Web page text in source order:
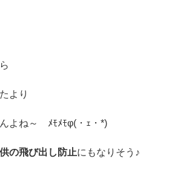
より
んよね～ ﾒﾓﾒﾓφ(・ｪ・*)
の飛び出し防止にもなりそう♪